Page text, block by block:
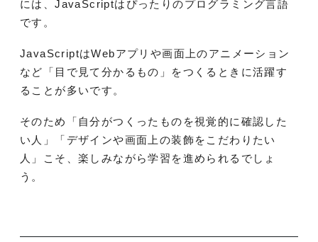
には、JavaScriptはぴったりのプログラミング言語
です。
JavaScriptはWebアプリや画面上のアニメーション
など「目で見て分かるもの」をつくるときに活躍す
ることが多いです。
そのため「自分がつくったものを視覚的に確認した
い人」「デザインや画面上の装飾をこだわりたい
人」こそ、楽しみながら学習を進められるでしょ
う。